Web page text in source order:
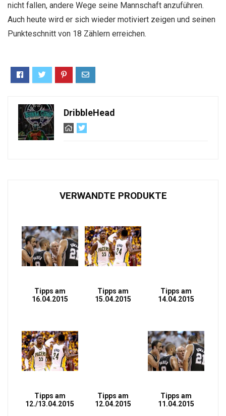
nicht fallen, andere Wege seine Mannschaft anzuführen.
Auch heute wird er sich wieder motiviert zeigen und seinen
Punkteschnitt von 18 Zählern erreichen.
DribbleHead
VERWANDTE PRODUKTE
Tipps am
16.04.2015
Tipps am
15.04.2015
Tipps am
14.04.2015
Tipps am
12./13.04.2015
Tipps am
12.04.2015
Tipps am
11.04.2015